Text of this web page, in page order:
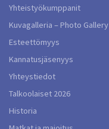
Yhteistyökumppanit
Kuvagalleria – Photo Gallery
Esteettömyys
Kannatusjäsenyys
Yhteystiedot
Talkoolaiset 2026
Historia